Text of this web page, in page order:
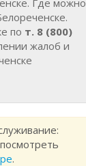
Где можно
по т. 8 (800)
жалоб и
.